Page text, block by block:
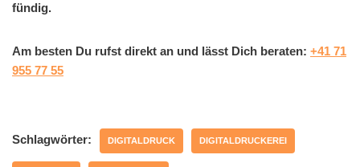
fündig.
Am besten Du rufst direkt an und lässt Dich beraten: +41 71
955 77 55
Schlagwörter: DIGITALDRUCK DIGITALDRUCKEREI